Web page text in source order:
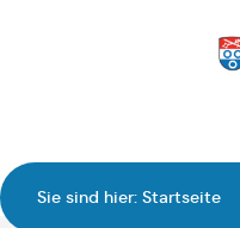
Sie sind hier: Startseite